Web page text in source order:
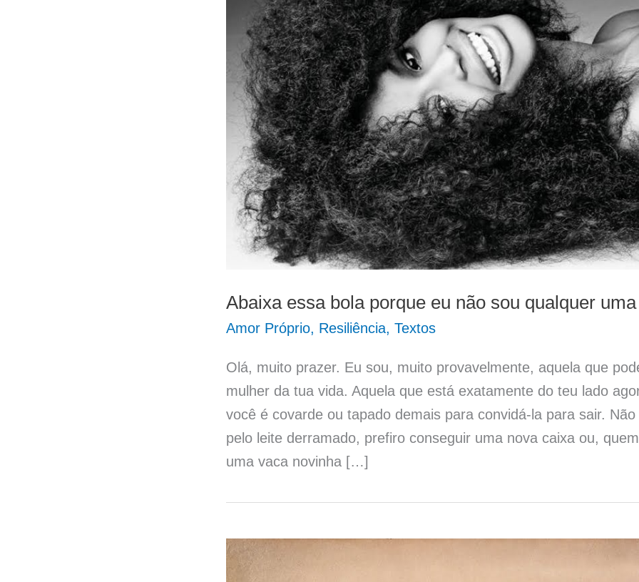
Abaixa essa bola porque eu não sou qualquer
Amor Próprio, Resiliência, Textos
Olá, muito prazer. Eu sou, muito provavelmente, aquela que
mulher da tua vida. Aquela que está exatamente do teu lado
você é covarde ou tapado demais para convidá-la para sair.
pelo leite derramado, prefiro conseguir uma nova caixa ou,
uma vaca novinha […]